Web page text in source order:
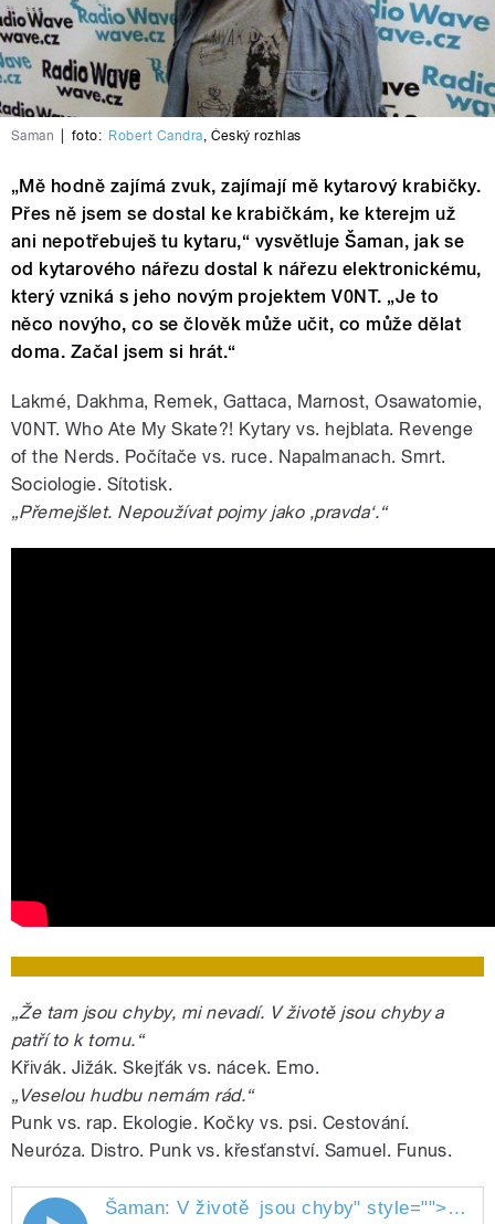
Śaman foto: Robert Candra, Český rozhlas
„Mě hodně zajímá zvuk, zajímají mě kytarový krabičky.
Přes ně jsem se dostal ke krabičkám, ke kterejm už
ani nepotřebuješ tu kytaru,“ vysvětluje Šaman, jak se
od kytarového nářezu dostal k nářezu elektronickému,
který vzniká s jeho novým projektem V0NT. „Je to
něco novýho, co se člověk může učit, co může dělat
doma. Začal jsem si hrát.“
Lakmé, Dakhma, Remek, Gattaca, Marnost, Osawatomie,
V0NT. Who Ate My Skate?! Kytary vs. hejblata. Revenge
of the Nerds. Počítače vs. ruce. Napalmanach. Smrt.
Sociologie. Sítotisk.
„Přemejšlet. Nepoužívat pojmy jako ‚pravda‘.“
„Že tam jsou chyby, mi nevadí. V životě jsou chyby a
patří to k tomu.“
Křivák. Jižák. Skejťák vs. nácek. Emo.
„Veselou hudbu nemám rád.“
Punk vs. rap. Ekologie. Kočky vs. psi. Cestování.
Neuróza. Distro. Punk vs. křesťanství. Samuel. Funus.
Šaman: V životě jsou chyby" style="">